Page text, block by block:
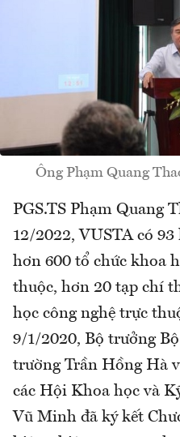
Ông Phạm Quang
PGS.TS Phạm Quang
12/2022, VUSTA có
hơn 600 tổ chức khoa
thuộc, hơn 20 tạp chí
học công nghệ trực
9/1/2020, Bộ trưởng
trường Trần Hồng Hà
các Hội Khoa học và
Vũ Minh đã ký kết